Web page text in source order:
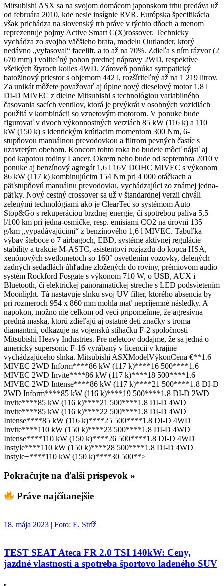
Mitsubishi ASX sa na svojom domácom japonskom trhu predáva už
od februára 2010, kde nesie insígnie RVR. Európska špecifikácia
však prichádza na slovenský trh práve v týchto dňoch a menom
reprezentuje pojmy Active Smart C(X)rossover. Technicky
vychádza zo svojho väčšieho brata, modelu Outlander, ktorý
nedávno „vyfasoval“ facelift, a to až na 70%. Zdieľa s ním rázvor (2
670 mm) i voliteľný pohon prednej nápravy 2WD, respektíve
všetkých štyroch kolies 4WD. Zároveň ponúka sympatický
batožinový priestor s objemom 442 l, rozšíriteľný až na 1 219 litrov.
Za unikát môžete považovať aj úplne nový dieselový motor 1,8 l
DI-D MIVEC z dielne Mitsubishi s technológiou variabilného
časovania sacích ventilov, ktorá je prvýkrát v osobných vozidlách
použitá v kombinácii so vznetovým motorom. V ponuke bude
figurovať v dvoch výkonnostných verziách 85 kW (116 k) a 110
kW (150 k) s identickým krútiacim momentom 300 Nm, 6-
stupňovou manuálnou prevodovkou a filtrom pevných častíc s
uzavretým obehom. Koncom tohto roka ho budete môcť nájsť aj
pod kapotou rodiny Lancer. Okrem neho bude od septembra 2010 v
ponuke aj benzínový agregát 1,6 l 16V DOHC MIVEC s výkonom
86 kW (117 k) kombinujúcim 154 Nm pri 4 000 otáčkach a
päťstupňovú manuálnu prevodovku, vychádzajúci zo známej jedna-
päťky. Nový cestný crossover sa už v štandardnej verzii chváli
zelenými technológiami ako je ClearTec so systémom Auto
Stop&Go s rekuperáciou brzdnej energie, či spotrebou paliva 5,5
l/100 km pri jedna-osmičke, resp. emisiami CO2 na úrovni 135
g/km „vypadávajúcimi“ z benzínového 1,6 l MIVEC. Tabuľka
výbav šteboce o 7 airbagoch, EBD, systéme aktívnej regulácie
stability a trakcie M-ASTC, asistentovi rozjazdu do kopca HSA,
xenónových svetlometoch so 160° osvetlením vozovky, delených
zadných sedadlách úhľadne zložených do roviny, prémiovom audio
systém Rockford Fosgate s výkonom 710 W, o USB, AUX i
Bluetooth, či elektrickej panoramatickej streche s LED podsvietením
Moonlight. Tá nastavuje slnku svoj UV filter, ktorého absencia by
pri rozmeroch 954 x 860 mm mohla mať nepríjemné následky. A
napokon, možno nie celkom od veci pripomeňme, že agresívna
predná maska, ktorú zdieľajú aj ostatné deti značky s troma
diamantmi, odkazuje na vojenskú stíhačku F-2 spoločnosti
Mitsubishi Heavy Industries. Pre neletcov dodajme, že sa jedná o
americký supersonic F-16 vyrábaný v licencii v krajine
vychádzajúceho slnka. Mitsubishi ASXModelVýkonCena €**1.6
MIVEC 2WD Inform****86 kW (117 k)****16 500****1.6
MIVEC 2WD Invite****86 kW (117 k)****18 500****1.6
MIVEC 2WD Intense****86 kW (117 k)****21 500****1.8 DI-D
2WD Inform****85 kW (116 k)****19 500****1.8 DI-D 2WD
Invite****85 kW (116 k)****21 500****1.8 DI-D 4WD
Invite****85 kW (116 k)****22 500****1.8 DI-D 4WD
Intense****85 kW (116 k)****25 500****1.8 DI-D 4WD
Invite****110 kW (150 k)****23 500****1.8 DI-D 4WD
Intense****110 kW (150 k)****26 500****1.8 DI-D 4WD
Instyle****110 kW (150 k)****28 500****1.8 DI-D 4WD
Instyle+****110 kW (150 k)****30 500**>
Pokračujte na ďalší príspevok »
Práve najčítanejšie
18. mája 2023 | Foto: E. Stríž
TEST SEAT Ateca FR 2.0 TSI 140kW: Ceny,
jazdné vlastnosti a spotreba športovo ladeného SUV